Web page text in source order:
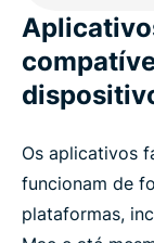
Os aplicativos
funcionam de
plataformas,